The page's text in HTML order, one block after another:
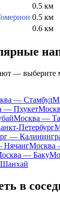
0.5 км
0.5 км
0.6 км
— выберите
— Стамбул
— Пхукет
Москва —
Петербург
—
НячангМосква
— Баку
в